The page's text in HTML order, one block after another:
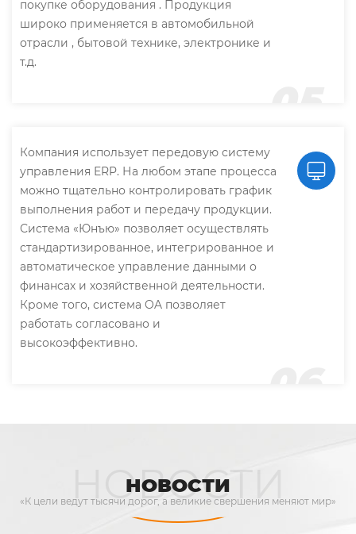
покупке оборудования . Продукция
широко применяется в автомобильной
отрасли , бытовой технике, электронике и
т.д.
Компания использует передовую систему
управления ERP. На любом этапе процесса
можно тщательно контролировать график
выполнения работ и передачу продукции.
Система «Юнъю» позволяет осуществлять
стандартизированное, интегрированное и
автоматическое управление данными о
финансах и хозяйственной деятельности.
Кроме того, система OA позволяет
работать согласовано и
высокоэффективно.
НОВОСТИ
НОВОСТИ
«К цели ведут тысячи дорог, а великие свершения меняют мир»